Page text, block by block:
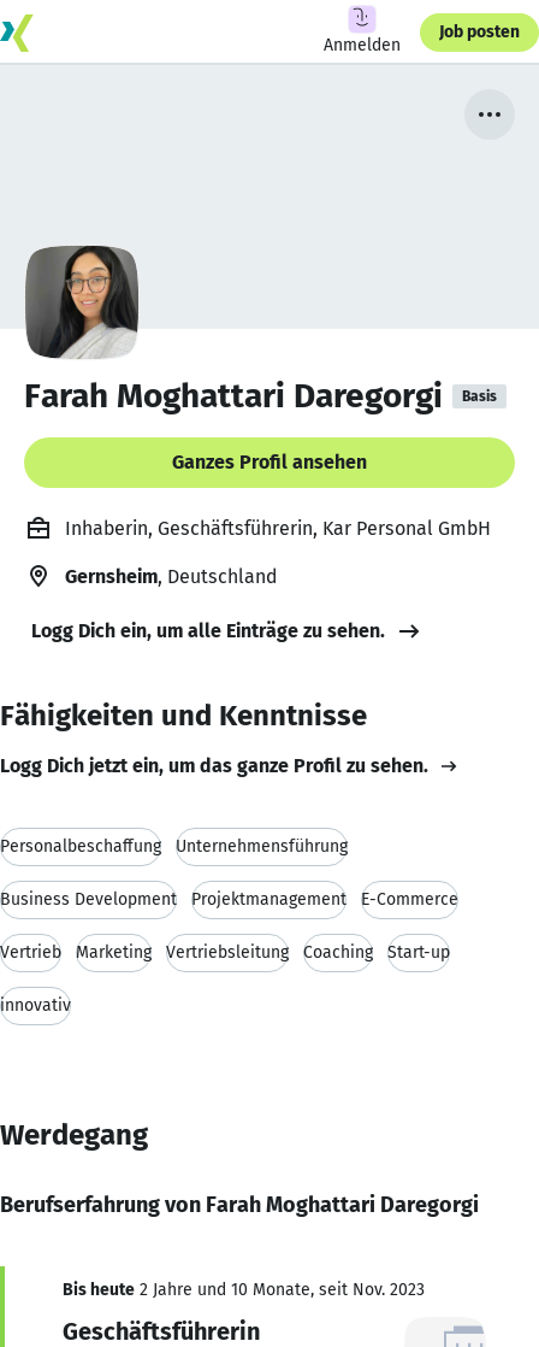
Anmelden
Job posten
Farah Moghattari Daregorgi Basis
Ganzes Profil ansehen
Inhaberin, Geschäftsführerin, Kar Personal GmbH
Gernsheim, Deutschland
Logg Dich ein, um alle Einträge zu sehen.
Fähigkeiten und Kenntnisse
Logg Dich jetzt ein, um das ganze Profil zu sehen.
Personalbeschaffung Unternehmensführung
Business Development Projektmanagement E-Commerce
Vertrieb Marketing Vertriebsleitung Coaching Start-up
innovativ
Werdegang
Berufserfahrung von Farah Moghattari Daregorgi
Bis heute 2 Jahre und 10 Monate, seit Nov. 2023
Geschäftsführerin